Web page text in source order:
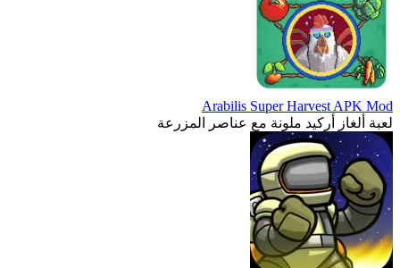
Arabilis Super Harvest APK Mod
لعبة ألغاز أركيد ملونة مع عناصر المزرعة